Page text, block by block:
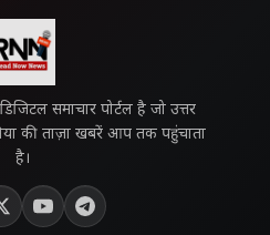
समाचार पोर्टल है जो उत्तर
की ताज़ा खबरें आप तक पहुंचाता
है।